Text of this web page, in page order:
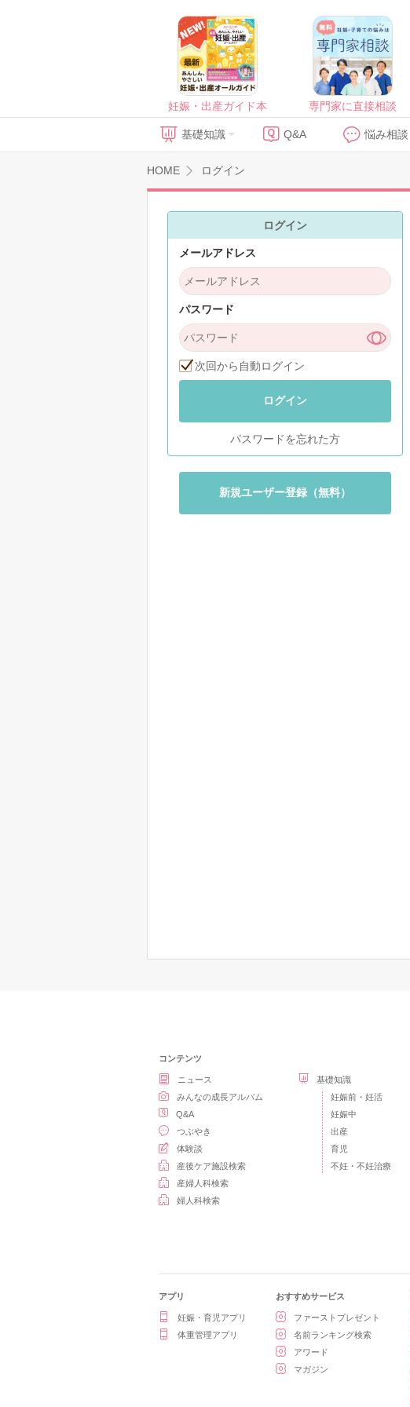
妊娠・出産ガイド本 専門家に直接相談
基礎知識 Q&A 悩み相談
HOME ログイン
ログイン
メールアドレス
パスワード
次回から自動ログイン
ログイン
パスワードを忘れた方
新規ユーザー登録（無料）
コンテンツ
ニュース
みんなの成長アルバム
Q&A
つぶやき
体験談
産後ケア施設検索
産婦人科検索
婦人科検索
基礎知識
妊娠前・妊活
妊娠中
出産
育児
不妊・不妊治療
アプリ
妊娠・育児アプリ
体重管理アプリ
おすすめサービス
ファーストプレゼント
名前ランキング検索
アワード
マガジン